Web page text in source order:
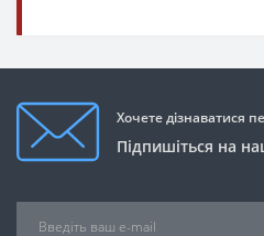
Хочете дізнаватися
Підпишіться на